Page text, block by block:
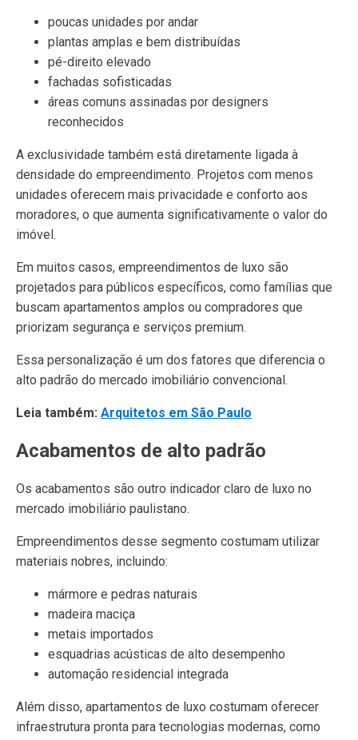
poucas unidades por andar
plantas amplas e bem distribuídas
pé-direito elevado
fachadas sofisticadas
áreas comuns assinadas por designers
reconhecidos
A exclusividade também está diretamente ligada à
densidade do empreendimento. Projetos com menos
unidades oferecem mais privacidade e conforto aos
moradores, o que aumenta significativamente o valor do
imóvel.
Em muitos casos, empreendimentos de luxo são
projetados para públicos específicos, como famílias que
buscam apartamentos amplos ou compradores que
priorizam segurança e serviços premium.
Essa personalização é um dos fatores que diferencia o
alto padrão do mercado imobiliário convencional.
Leia também: Arquitetos em São Paulo
Acabamentos de alto padrão
Os acabamentos são outro indicador claro de luxo no
mercado imobiliário paulistano.
Empreendimentos desse segmento costumam utilizar
materiais nobres, incluindo:
mármore e pedras naturais
madeira maciça
metais importados
esquadrias acústicas de alto desempenho
automação residencial integrada
Além disso, apartamentos de luxo costumam oferecer
infraestrutura pronta para tecnologias modernas, como